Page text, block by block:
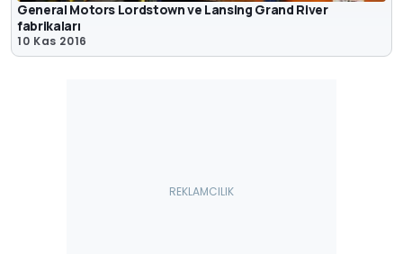
General Motors Lordstown ve Lansing Grand River
fabrikaları
10 Kas 2016